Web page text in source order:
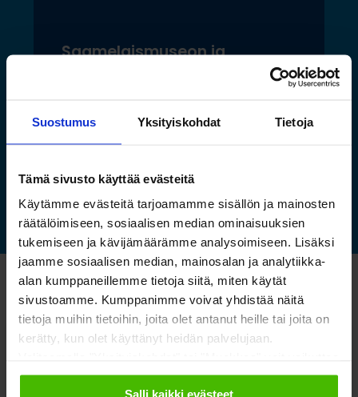
Suostumus Yksityiskohdat Tietoja
Tämä sivusto käyttää evästeitä
Käytämme evästeitä tarjoamamme sisällön ja mainosten
räätälöimiseen, sosiaalisen median ominaisuuksien
tukemiseen ja kävijämäärämme analysoimiseen. Lisäksi
jaamme sosiaalisen median, mainosalan ja analytiikka-
alan kumppaneillemme tietoja siitä, miten käytät
sivustoamme. Kumppanimme voivat yhdistää näitä
tietoja muihin tietoihin, joita olet antanut heille tai joita on
kerätty, kun olet käyttänyt heidän palvelujaan.
sallimiisi evästeisiin.
Salli kaikki evästeet
Saamelaismuseon ja
luontokeskuksen esineistölle
kestävät säilytysratkaisut
Lue lisää »
Katso myös nämä